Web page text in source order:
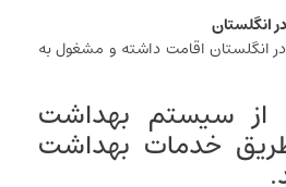
انگلستان
انگلستان اقامت داشته و مشغول به
از سیستم بهداشت
خدمات بهداشت